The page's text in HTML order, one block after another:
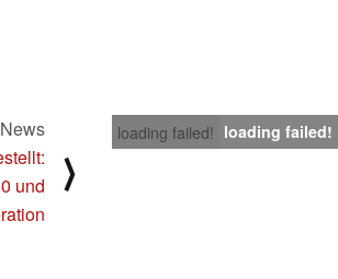
loading failed! loading failed!
und
⟩